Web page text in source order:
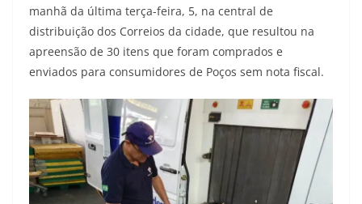
manhã da última terça-feira, 5, na central de
distribuição dos Correios da cidade, que resultou na
apreensão de 30 itens que foram comprados e
enviados para consumidores de Poços sem nota fiscal.